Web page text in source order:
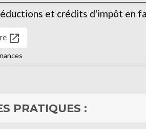
et crédits d'impôt en
open_in_new
PRATIQUES :